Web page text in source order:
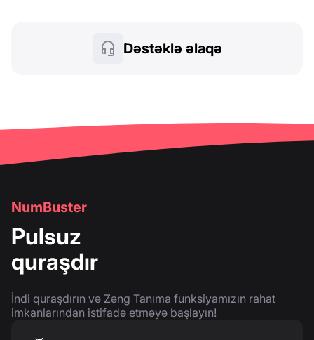
Dəstəklə əlaqə
NumBuster
Pulsuz
quraşdır
İndi quraşdırın və Zəng Tanıma funksiyamızın rahat
imkanlarından istifadə etməyə başlayın!